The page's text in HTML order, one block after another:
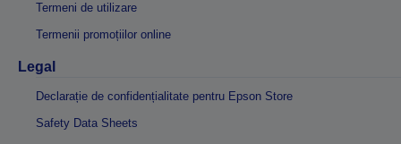
Termeni de utilizare
Termenii promoțiilor online
Legal
Declarație de confidențialitate pentru Epson Store
Safety Data Sheets